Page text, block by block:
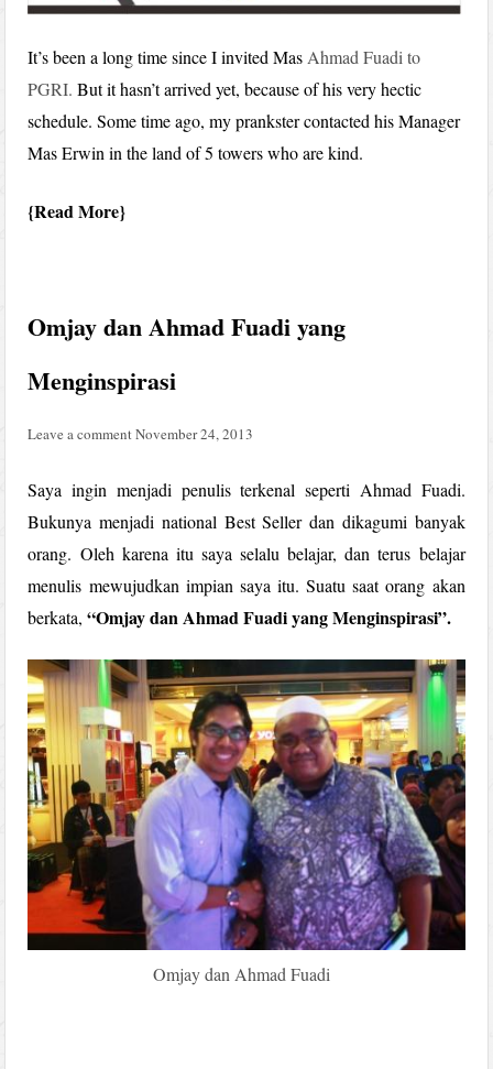
It’s been a long time since I invited MasAhmad Fuadi to
PGRI. But it hasn’t arrived yet, because of his very hectic
schedule. Some time ago, my prankster contacted his Manager
Mas Erwin in the land of 5 towers who are kind.
Read More
Omjay dan Ahmad Fuadi yang
Menginspirasi
Leave a commentNovember 24, 2013
Saya ingin menjadi penulis terkenal seperti Ahmad Fuadi.
Bukunya menjadi national Best Seller dan dikagumi banyak
orang. Oleh karena itu saya selalu belajar, dan terus belajar
menulis mewujudkan impian saya itu. Suatu saat orang akan
berkata, “Omjay dan Ahmad Fuadi yang Menginspirasi”.
Omjay dan Ahmad Fuadi